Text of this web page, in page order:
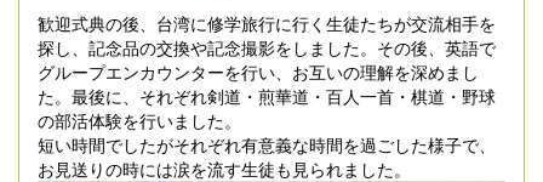
歓迎式典の後、台湾に修学旅行に行く生徒たちが交流相手を
探し、記念品の交換や記念撮影をしました。その後、英語で
グループエンカウンターを行い、お互いの理解を深めまし
た。最後に、それぞれ剣道・煎華道・百人一首・棋道・野球
の部活体験を行いました。
短い時間でしたがそれぞれ有意義な時間を過ごした様子で、
お見送りの時には涙を流す生徒も見られました。